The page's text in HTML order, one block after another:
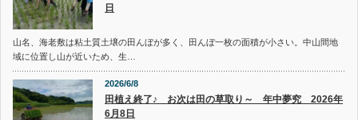
日
山名、海老敷は粘土質土壌の田んぼが多く、田んぼ一枚の面積が小さい。中山間地
域に位置し山が近いため、生…
2026/6/8
田植え終了♪ お次は田の草取り～ 年中夢究 2026年
6月8日